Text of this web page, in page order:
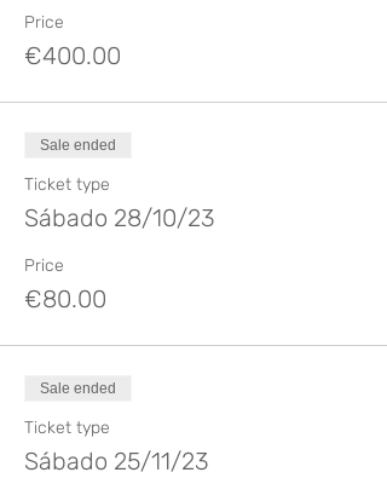
manera de secuenciar, cómo utilizar los
soportes, como
coordinar una clase según del significado
postura y
Price
€400.00
Sale ended
Ticket type
Sábado 28/10/23
Price
€80.00
Sale ended
Ticket type
Sábado 25/11/23